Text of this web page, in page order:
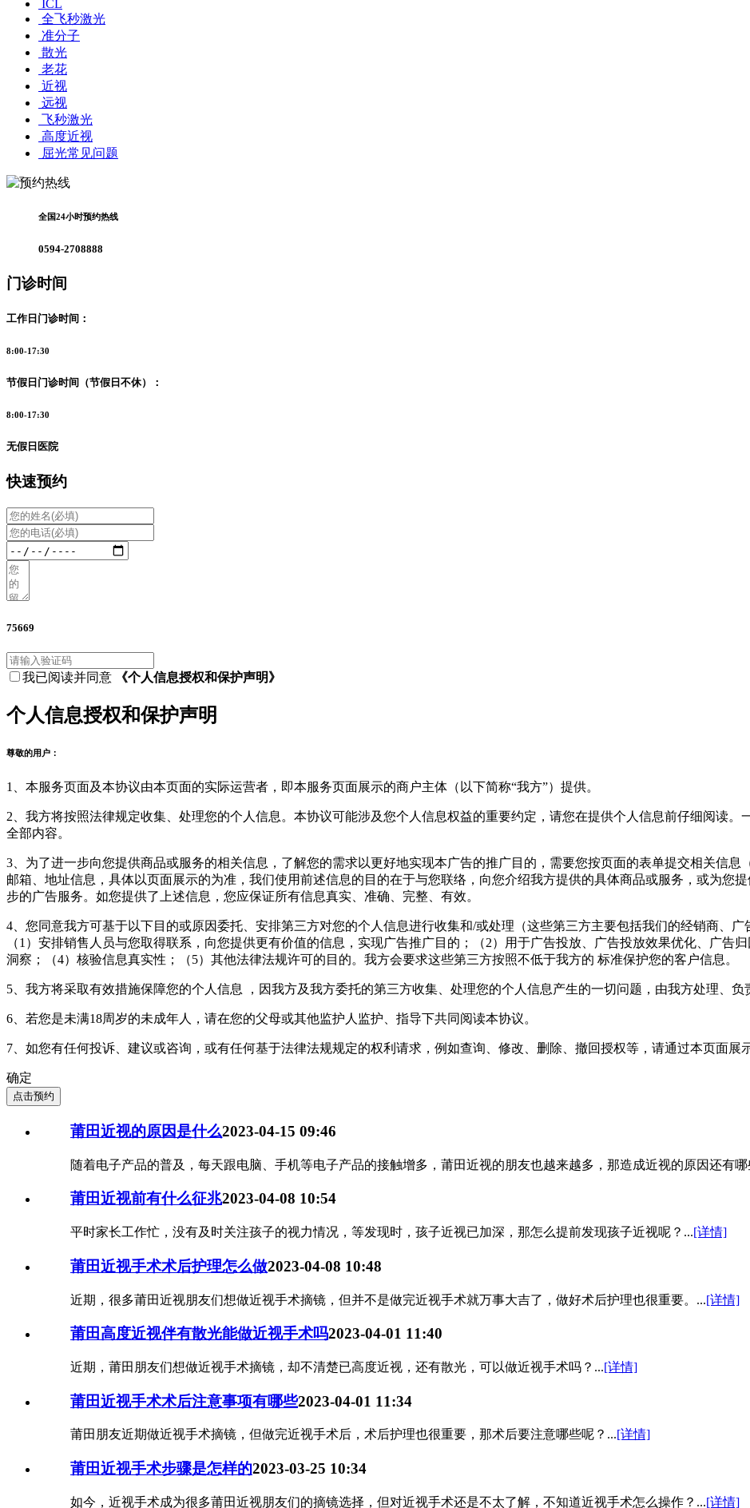
ICL
全飞秒激光
准分子
散光
老花
近视
远视
飞秒激光
高度近视
屈光常见问题
全国24小时预约热线
0594-2708888
门诊时间
工作日门诊时间：
8:00-17:30
节假日门诊时间（节假日不休）：
8:00-17:30
无假日医院
快速预约
75669
我已阅读并同意 《个人信息授权和保护声明》
个人信息授权和保护声明
尊敬的用户：
1、本服务页面及本协议由本页面的实际运营者，即本服务页面展示的商户主体（以下简称“我方”）提供。
2、我方将按照法律规定收集、处理您的个人信息。本协议可能涉及您个人信息权益的重要约定，请您在提供个人信息前仔细阅读
全部内容。
3、为了进一步向您提供商品或服务的相关信息，了解您的需求以更好地实现本广告的推广目的，需要您按页面的表单提交相关信息
邮箱、地址信息，具体以页面展示的为准，我们使用前述信息的目的在于与您联络，向您介绍我方提供的具体商品或服务，或为您
步的广告服务。如您提供了上述信息，您应保证所有信息真实、准确、完整、有效。
4、您同意我方可基于以下目的或原因委托、安排第三方对您的个人信息进行收集和/或处理（这些第三方主要包括我们的经销商、广
（1）安排销售人员与您取得联系，向您提供更有价值的信息，实现广告推广目的；（2）用于广告投放、广告投放效果优化、广告
洞察；（4）核验信息真实性；（5）其他法律法规许可的目的。我方会要求这些第三方按照不低于我方的 标准保护您的客户信息。
5、我方将采取有效措施保障您的个人信息 ，因我方及我方委托的第三方收集、处理您的个人信息产生的一切问题，由我方处理、负
6、若您是未满18周岁的未成年人，请在您的父母或其他监护人监护、指导下共同阅读本协议。
7、如您有任何投诉、建议或咨询，或有任何基于法律法规规定的权利请求，例如查询、修改、删除、撤回授权等，请通过本页面展
确定
点击预约
莆田近视的原因是什么2023-04-15 09:46
随着电子产品的普及，每天跟电脑、手机等电子产品的接触增多，莆田近视的朋友也越来越多，那造成近视的原因还有哪
莆田近视前有什么征兆2023-04-08 10:54
平时家长工作忙，没有及时关注孩子的视力情况，等发现时，孩子近视已加深，那怎么提前发现孩子近视呢？...[详情]
莆田近视手术术后护理怎么做2023-04-08 10:48
近期，很多莆田近视朋友们想做近视手术摘镜，但并不是做完近视手术就万事大吉了，做好术后护理也很重要。...[详情]
莆田高度近视伴有散光能做近视手术吗2023-04-01 11:40
近期，莆田朋友们想做近视手术摘镜，却不清楚已高度近视，还有散光，可以做近视手术吗？...[详情]
莆田近视手术术后注意事项有哪些2023-04-01 11:34
莆田朋友近期做近视手术摘镜，但做完近视手术后，术后护理也很重要，那术后要注意哪些呢？...[详情]
莆田近视手术步骤是怎样的2023-03-25 10:34
如今，近视手术成为很多莆田近视朋友们的摘镜选择，但对近视手术还是不太了解，不知道近视手术怎么操作？...[详情]